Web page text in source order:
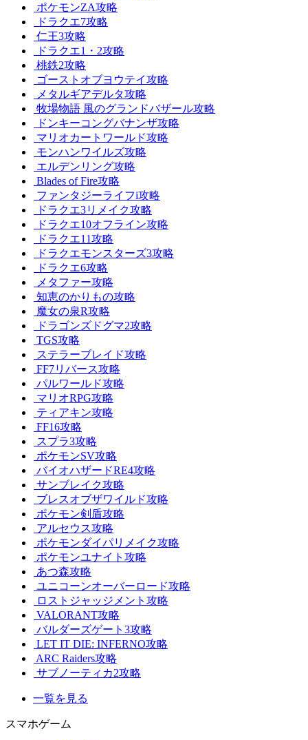
ポケモンZA攻略
ドラクエ7攻略
仁王3攻略
ドラクエ1・2攻略
桃鉄2攻略
ゴーストオブヨウテイ攻略
メタルギアデルタ攻略
牧場物語 風のグランドバザール攻略
ドンキーコングバナンザ攻略
マリオカートワールド攻略
モンハンワイルズ攻略
エルデンリング攻略
Blades of Fire攻略
ファンタジーライフi攻略
ドラクエ3リメイク攻略
ドラクエ10オフライン攻略
ドラクエ11攻略
ドラクエモンスターズ3攻略
ドラクエ6攻略
メタファー攻略
知恵のかりもの攻略
魔女の泉R攻略
ドラゴンズドグマ2攻略
TGS攻略
ステラーブレイド攻略
FF7リバース攻略
パルワールド攻略
マリオRPG攻略
ティアキン攻略
FF16攻略
スプラ3攻略
ポケモンSV攻略
バイオハザードRE4攻略
サンブレイク攻略
ブレスオブザワイルド攻略
ポケモン剣盾攻略
アルセウス攻略
ポケモンダイパリメイク攻略
ポケモンユナイト攻略
あつ森攻略
ユニコーンオーバーロード攻略
ロストジャッジメント攻略
VALORANT攻略
バルダーズゲート3攻略
LET IT DIE: INFERNO攻略
ARC Raiders攻略
サブノーティカ2攻略
一覧を見る
スマホゲーム